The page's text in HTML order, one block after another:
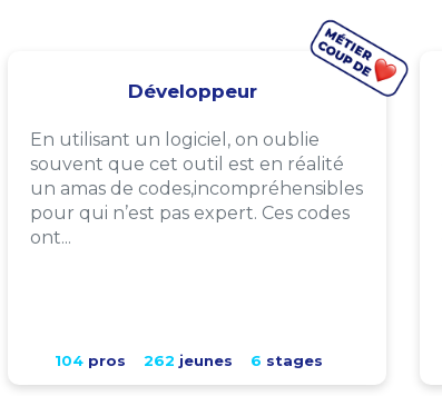
Développeur
En utilisant un logiciel, on oublie
souvent que cet outil est en réalité
un amas de codes,incompréhensibles
pour qui n’est pas expert. Ces codes
ont...
104pros 262 jeunes 6 stages